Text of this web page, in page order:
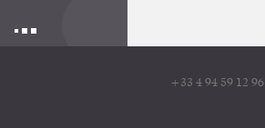
+33 4 94 59 12 96